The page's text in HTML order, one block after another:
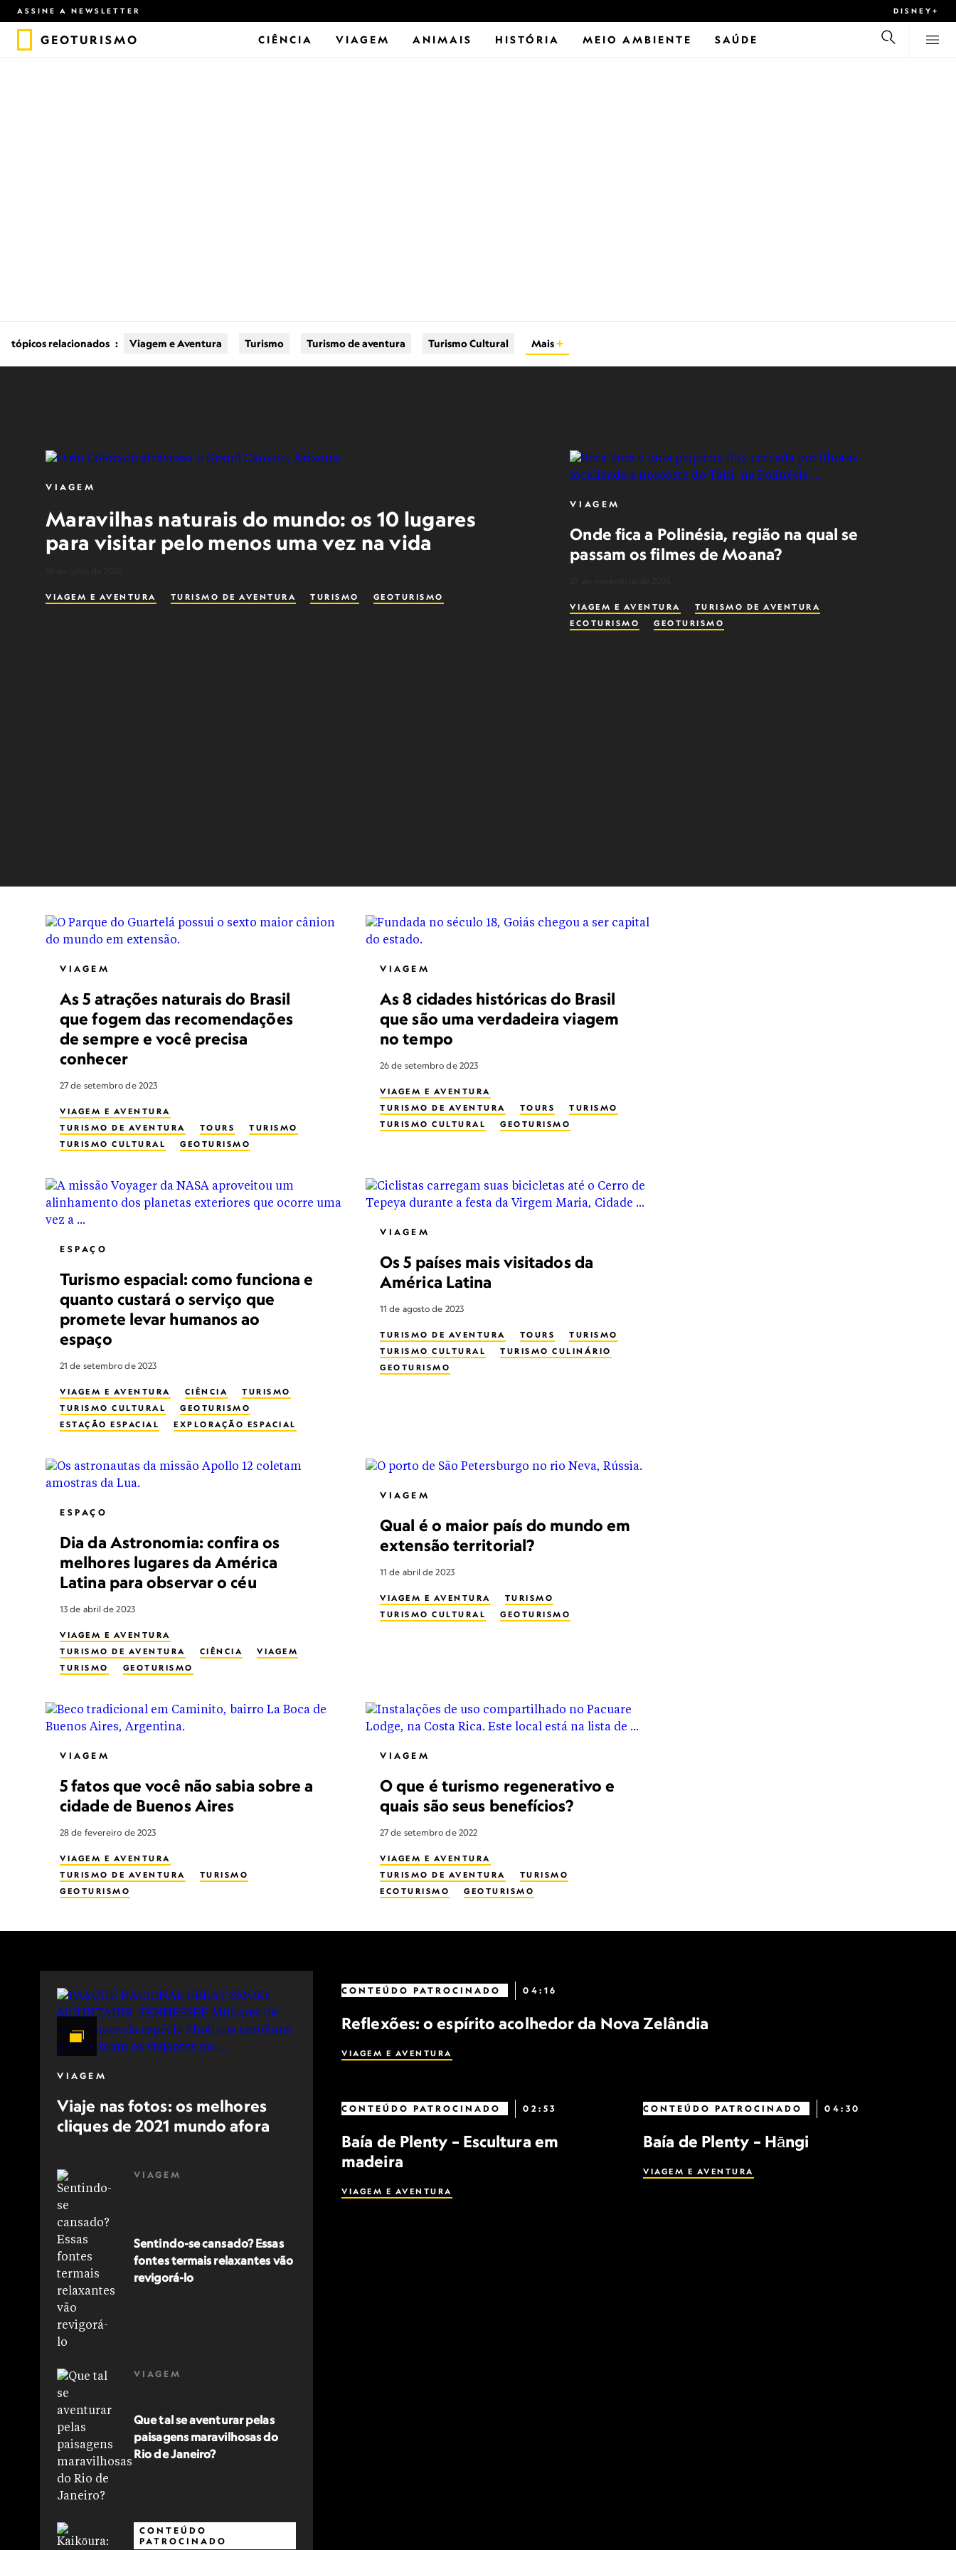
ASSINE A NEWSLETTER DISNEY+
GEOTURISMO CIÊNCIA VIAGEM ANIMAIS HISTÓRIA MEIO AMBIENTE SAÚDE
tópicos relacionados : Viagem e Aventura Turismo Turismo de aventura Turismo Cultural Mais
VIAGEM
Maravilhas naturais do mundo: os 10 lugares
para visitar pelo menos uma vez na vida
VIAGEM E AVENTURA TURISMO DE AVENTURA TURISMO GEOTURISMO
VIAGEM
Onde fica a Polinésia, região na qual se
passam os filmes de Moana?
VIAGEM E AVENTURA
TURISMO DE AVENTURA
ECOTURISMO
GEOTURISMO
VIAGEM
As 5 atrações naturais do Brasil
que fogem das recomendações
de sempre e você precisa
conhecer
27 de setembro de 2023
VIAGEM E AVENTURA
TURISMO DE AVENTURA
TOURS
TURISMO
TURISMO CULTURAL
GEOTURISMO
VIAGEM
As 8 cidades históricas do Brasil
que são uma verdadeira viagem
no tempo
26 de setembro de 2023
VIAGEM E AVENTURA
TURISMO DE AVENTURA
TOURS
TURISMO
TURISMO CULTURAL
GEOTURISMO
ESPAÇO
Turismo espacial: como funciona e
quanto custará o serviço que
promete levar humanos ao
espaço
21 de setembro de 2023
VIAGEM E AVENTURA CIÊNCIA
TURISMO
TURISMO CULTURAL
GEOTURISMO
ESTAÇÃO ESPACIAL
EXPLORAÇÃO ESPACIAL
VIAGEM
Os 5 países mais visitados da
América Latina
11 de agosto de 2023
TURISMO DE AVENTURA TOURS
TURISMO
TURISMO CULTURAL
TURISMO CULINÁRIO
GEOTURISMO
ESPAÇO
Dia da Astronomia: confira os
melhores lugares da América
Latina para observar o céu
13 de abril de 2023
VIAGEM E AVENTURA
TURISMO DE AVENTURA
CIÊNCIA
VIAGEM
TURISMO
GEOTURISMO
VIAGEM
Qual é o maior país do mundo em
extensão territorial?
11 de abril de 2023
VIAGEM E AVENTURA
TURISMO
TURISMO CULTURAL
GEOTURISMO
VIAGEM
5 fatos que você não sabia sobre a
cidade de Buenos Aires
28 de fevereiro de 2023
VIAGEM E AVENTURA
TURISMO DE AVENTURA
TURISMO
GEOTURISMO
VIAGEM
O que é turismo regenerativo e
quais são seus benefícios?
27 de setembro de 2022
VIAGEM E AVENTURA
TURISMO DE AVENTURA
TURISMO
ECOTURISMO
GEOTURISMO
VIAGEM
Viaje nas fotos: os melhores
cliques de 2021 mundo afora
VIAGEM
Sentindo-se cansado? Essas
fontes termais relaxantes vão
revigorá-lo
VIAGEM
Que tal se aventurar pelas
paisagens maravilhosas do
Rio de Janeiro?
CONTEÚDO
PATROCINADO
CONTEÚDO PATROCINADO 04:16
Reflexões: o espírito acolhedor da Nova Zelândia
VIAGEM E AVENTURA
CONTEÚDO PATROCINADO 02:53
Baía de Plenty – Escultura em
madeira
VIAGEM E AVENTURA
CONTEÚDO PATROCINADO 04:30
Baía de Plenty – Hāngi
VIAGEM E AVENTURA